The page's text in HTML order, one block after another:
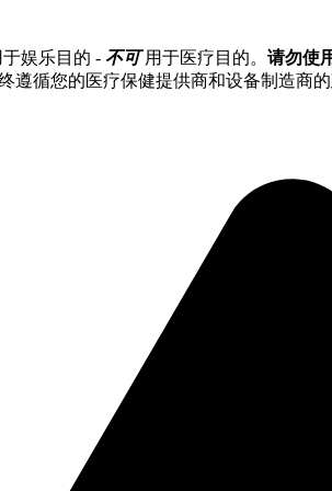
娱乐目的 - 不可用于医疗目的。 请勿使
遵循您的医疗保健提供商和设备制造商的